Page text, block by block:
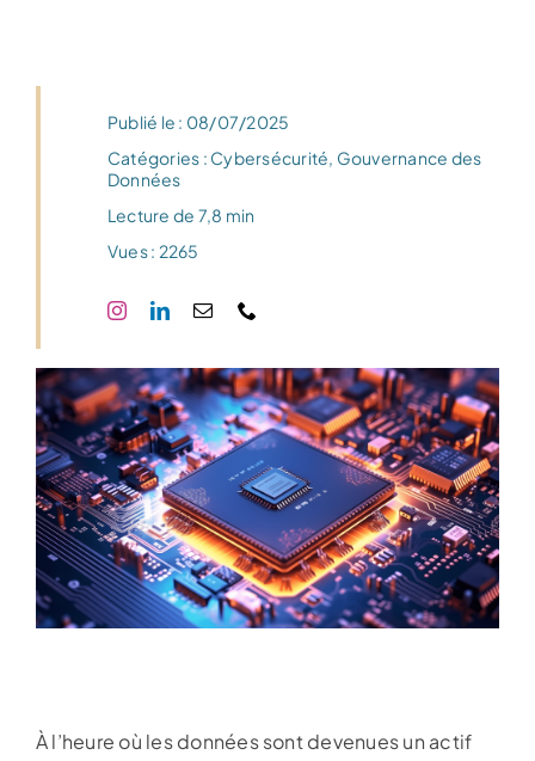
Publié le : 08/07/2025
Catégories : Cybersécurité, Gouvernance des
Données
Lecture de 7,8 min
Vues : 2265
À l’heure où les données sont devenues un actif